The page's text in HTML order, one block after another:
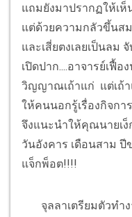
แถมยังมาปรากฏให้เห็
แต่ด้วยความกลัวขึ้นส
และเสี่ยตงเลยเป็นลม
เปิดปาก....อาจารย์เฟื้
วิญญาณเถ้าแก่ แต่เถ้า
ให้คนนอกรู้เรื่องกิจกา
จึงแนะนำให้คุณนายเ
วันอังคาร เดือนสาม ปี
แจ็กพ็อต!!!!
จุลลาเตรียมตัวทำง